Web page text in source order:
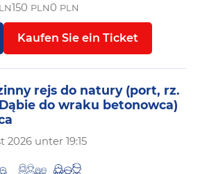
150 PLN0 PLN
Kaufen Sie ein Ticket
rejs do natury (port, rz.
do wraku betonowca)
2026 unter 19:15